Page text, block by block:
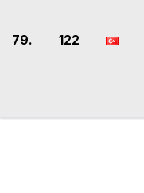
79. 122